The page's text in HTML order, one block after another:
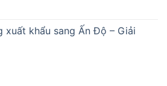
xuất khẩu sang Ấn Độ – Giải